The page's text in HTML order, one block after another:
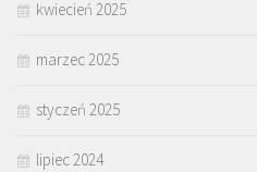
kwiecień 2025
marzec 2025
styczeń 2025
lipiec 2024